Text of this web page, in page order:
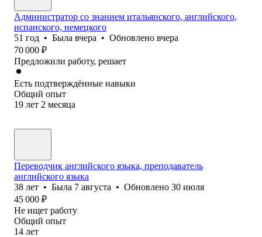
Администратор со знанием итальянского, английского,
испанского, немецкого
51 год • Была вчера • Обновлено вчера
70 000 ₽
Предложили работу, решает
Есть подтверждённые навыки
Общий опыт
19 лет 2 месяца
Переводчик английского языка, преподаватель
английского языка
38 лет • Была 7 августа • Обновлено 30 июля
45 000 ₽
Не ищет работу
Общий опыт
14 лет